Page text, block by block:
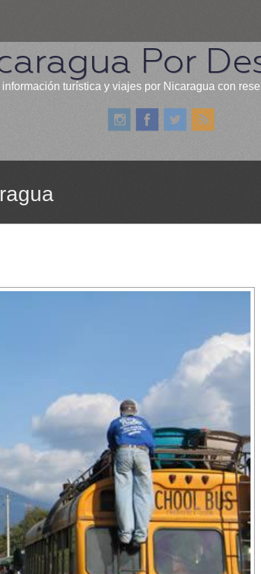
Por
turística y viajes por Nicaragua con